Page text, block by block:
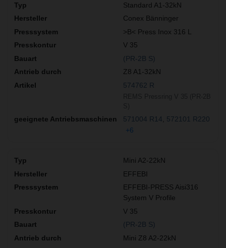
Standard A1-32kN
Conex Bänninger
>B< Press Inox 316 L
V 35
(PR-2B S)
Z8 A1-32kN
574762 R
571004 R14
572101 R220
+6
Mini A2-22kN
EFFEBI
EFFEBI-PRESS Aisi316
System V Profile
V 35
(PR-2B S)
Mini Z8 A2-22kN